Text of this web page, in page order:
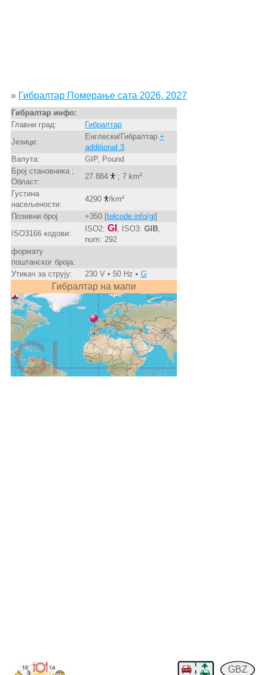
» Гибралтар Померање сата 2026, 2027
Гибралтар инфо:
Главни град:
Гибралтар
Језици:
Енглески/Гибралтар +
additional 3.
Валута:
GIP, Pound
Број становника ;
Област:
27 884
; 7 km²
Густина
насељености:
4290
/km²
Позивни број
+350 [telcode.info/gi]
ISO3166 кодови:
ISO2: GI , ISO3: GIB,
num: 292
формату
поштанског броја:
Утикач за струју:
230 V • 50 Hz • G
Гибралтар на мапи
GBZ